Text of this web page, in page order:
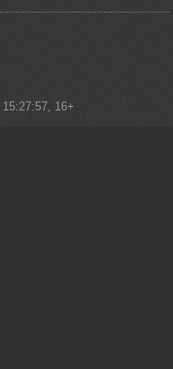
15:27:57, 16+